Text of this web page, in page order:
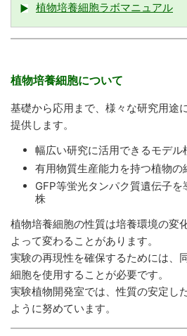
植物培養細胞ラボマニュアル
植物培養細胞について
基礎から応用まで、様々な研究用途
提供します。
幅広い研究に活用できるモデル
有用物質生産能力を持つ植物の
GFP等蛍光タンパク質遺伝子
株
植物培養細胞の性質は培養環境の変
よって変わることがあります。
実験の再現性を確保するためには、
細胞を使用することが必要です。
実験植物開発室では、性質の安定し
ように努めています。